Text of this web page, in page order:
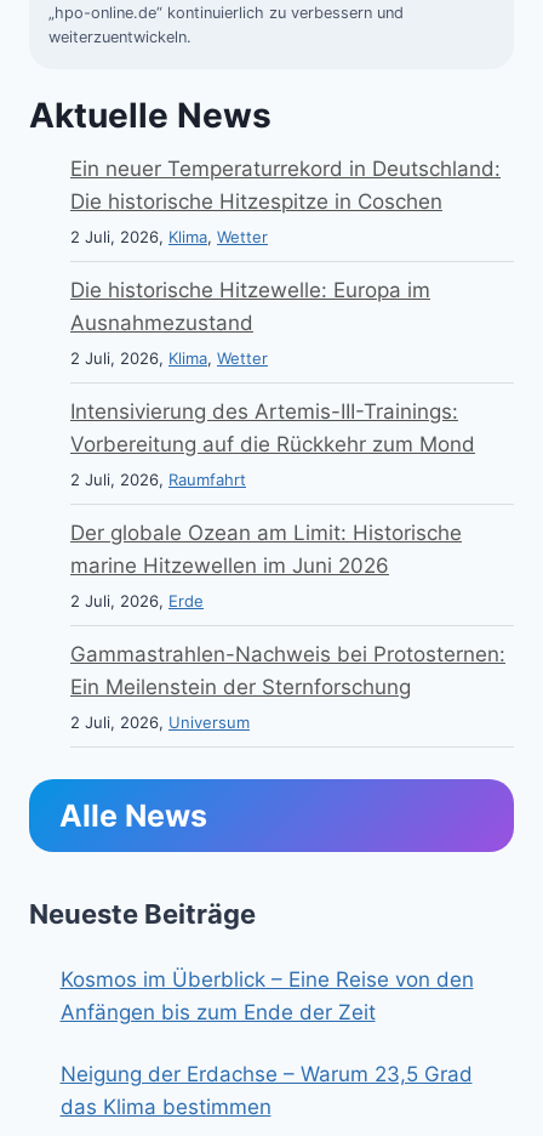
„hpo-online.de“ kontinuierlich zu verbessern und
weiterzuentwickeln.
Aktuelle News
Ein neuer Temperaturrekord in Deutschland:
Die historische Hitzespitze in Coschen
2 Juli, 2026, Klima, Wetter
Die historische Hitzewelle: Europa im
Ausnahmezustand
2 Juli, 2026, Klima, Wetter
Intensivierung des Artemis-III-Trainings:
Vorbereitung auf die Rückkehr zum Mond
2 Juli, 2026, Raumfahrt
Der globale Ozean am Limit: Historische
marine Hitzewellen im Juni 2026
2 Juli, 2026, Erde
Gammastrahlen-Nachweis bei Protosternen:
Ein Meilenstein der Sternforschung
2 Juli, 2026, Universum
Alle News
Neueste Beiträge
Kosmos im Überblick – Eine Reise von den
Anfängen bis zum Ende der Zeit
Neigung der Erdachse – Warum 23,5 Grad
das Klima bestimmen